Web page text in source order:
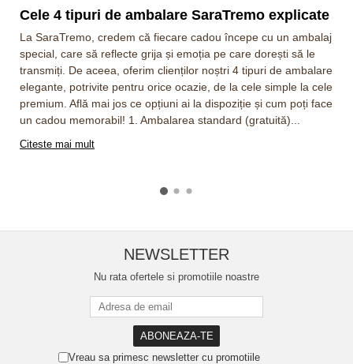
Cele 4 tipuri de ambalare SaraTremo explicate
La SaraTremo, credem că fiecare cadou începe cu un ambalaj
special, care să reflecte grija și emoția pe care dorești să le
transmiți. De aceea, oferim clienților noștri 4 tipuri de ambalare
elegante, potrivite pentru orice ocazie, de la cele simple la cele
premium. Află mai jos ce opțiuni ai la dispoziție și cum poți face
un cadou memorabil! 1. Ambalarea standard (gratuită)...
Citeste mai mult
NEWSLETTER
Nu rata ofertele si promotiile noastre
Vreau sa primesc newsletter cu promotiile